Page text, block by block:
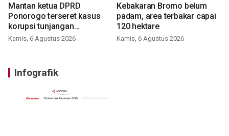
Mantan ketua DPRD
Ponorogo terseret kasus
korupsi tunjangan
perumahan
Kamis, 6 Agustus 2026
Kebakaran Bromo belum
padam, area terbakar capai
120 hektare
Kamis, 6 Agustus 2026
Infografik